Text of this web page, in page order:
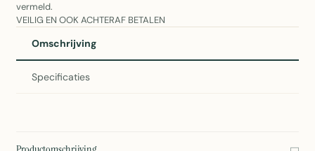
vermeld.
VEILIG EN OOK ACHTERAF BETALEN
Omschrijving
Specificaties